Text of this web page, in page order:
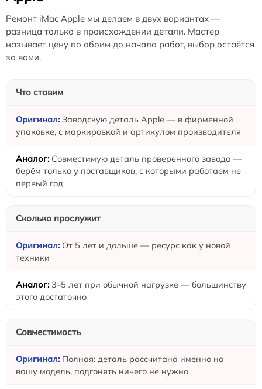
Ремонт iMac Apple мы делаем в двух вариантах —
разница только в происхождении детали. Мастер
называет цену по обоим до начала работ, выбор остаётся
за вами.
Что ставим
Заводскую деталь Apple — в фирменной
упаковке, с маркировкой и артикулом производителя
Совместимую деталь проверенного завода —
берём только у поставщиков, с которыми работаем не
первый год
Сколько прослужит
От 5 лет и дольше — ресурс как у новой
техники
3–5 лет при обычной нагрузке — большинству
этого достаточно
Совместимость
Полная: деталь рассчитана именно на
вашу модель, подгонять ничего не нужно